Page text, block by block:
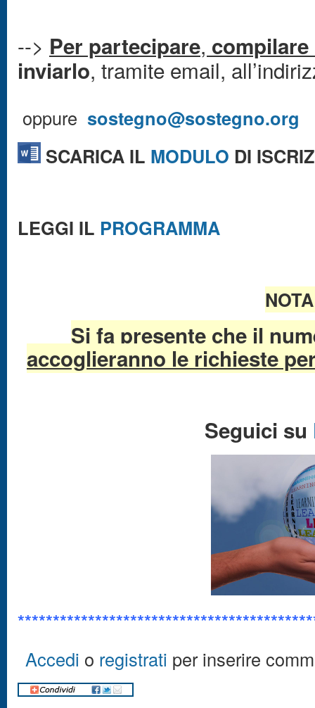
--> Per partecipare,
inviarlo, tramite email,
oppure sostegno@sostegno.org
SCARICA IL MODULO DI
LEGGI IL PROGRAMMA
Si fa presente che il
accoglieranno le richieste
Seguici su
Accedi o registrati per inserire